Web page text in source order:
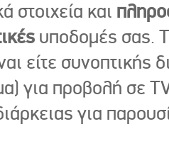
στοιχεία και
υποδομές σας.
είτε συνοπτικής
για προβολή σε
για